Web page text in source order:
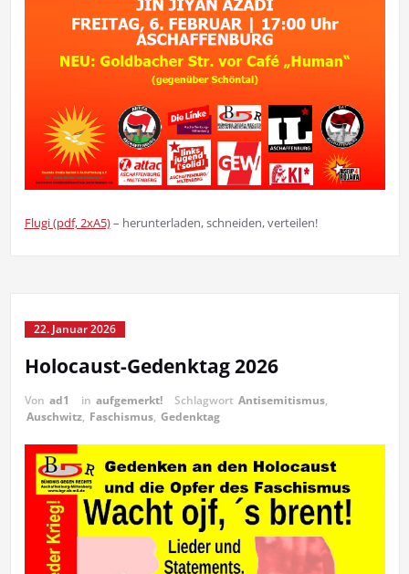
Flugi (pdf, 2xA5)– herunterladen, schneiden, verteilen!
22. Januar 2026
Holocaust-Gedenktag 2026
Von ad1 in aufgemerkt! Schlagwort Antisemitismus,
Auschwitz, Faschismus, Gedenktag